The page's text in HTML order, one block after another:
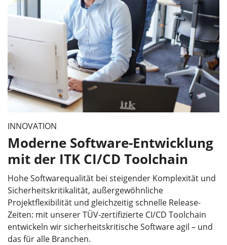
INNOVATION
Moderne Software-Entwicklung
mit der ITK CI/CD Toolchain
Hohe Softwarequalität bei steigender Komplexität und
Sicherheitskritikalität, außergewöhnliche
Projektflexibilität und gleichzeitig schnelle Release-
Zeiten: mit unserer TÜV-zertifizierte CI/CD Toolchain
entwickeln wir sicherheitskritische Software agil – und
das für alle Branchen.